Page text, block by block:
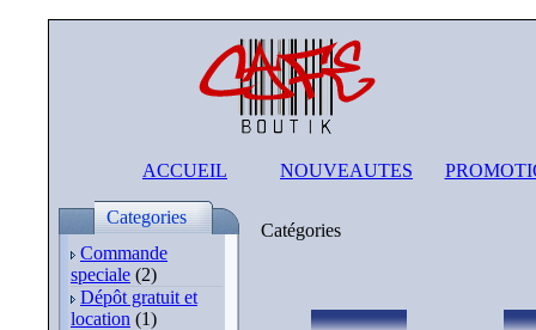
ACCUEIL NOUVEAUTES
Categories
Commande
speciale (2)
Dépôt gratuit et
location (1)
Catégories